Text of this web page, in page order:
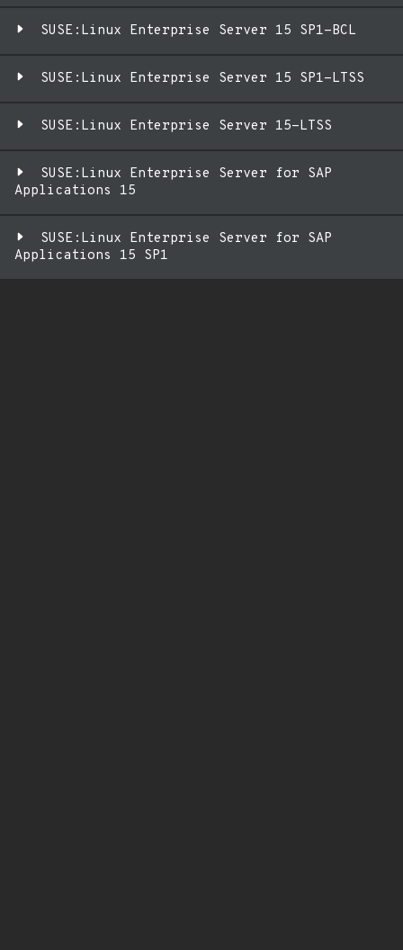
SUSE:Linux Enterprise Server 15 SP1-BCL
SUSE:Linux Enterprise Server 15 SP1-LTSS
SUSE:Linux Enterprise Server 15-LTSS
SUSE:Linux Enterprise Server for SAP
Applications 15
SUSE:Linux Enterprise Server for SAP
Applications 15 SP1